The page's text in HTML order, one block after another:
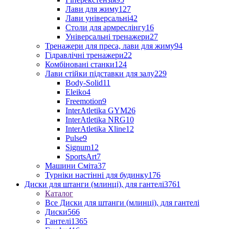
Лави для жиму127
Лави універсальні42
Столи для армреслінгу16
Універсальні тренажери27
Тренажери для преса, лави для жиму94
Гідравлічні тренажери22
Комбіновані станки124
Лави стійки підставки для залу229
Body-Solid11
Eleiko4
Freemotion9
InterAtletika GYM26
InterAtletika NRG10
InterAtletika Xline12
Pulse9
Signum12
SportsArt7
Машини Сміта37
Турніки настінні для будинку176
Диски для штанги (млинці), для гантелі3761
Каталог
Все Диски для штанги (млинці), для гантелі
Диски566
Гантелі1365